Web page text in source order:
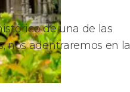
de una de las
nos adentraremos en la